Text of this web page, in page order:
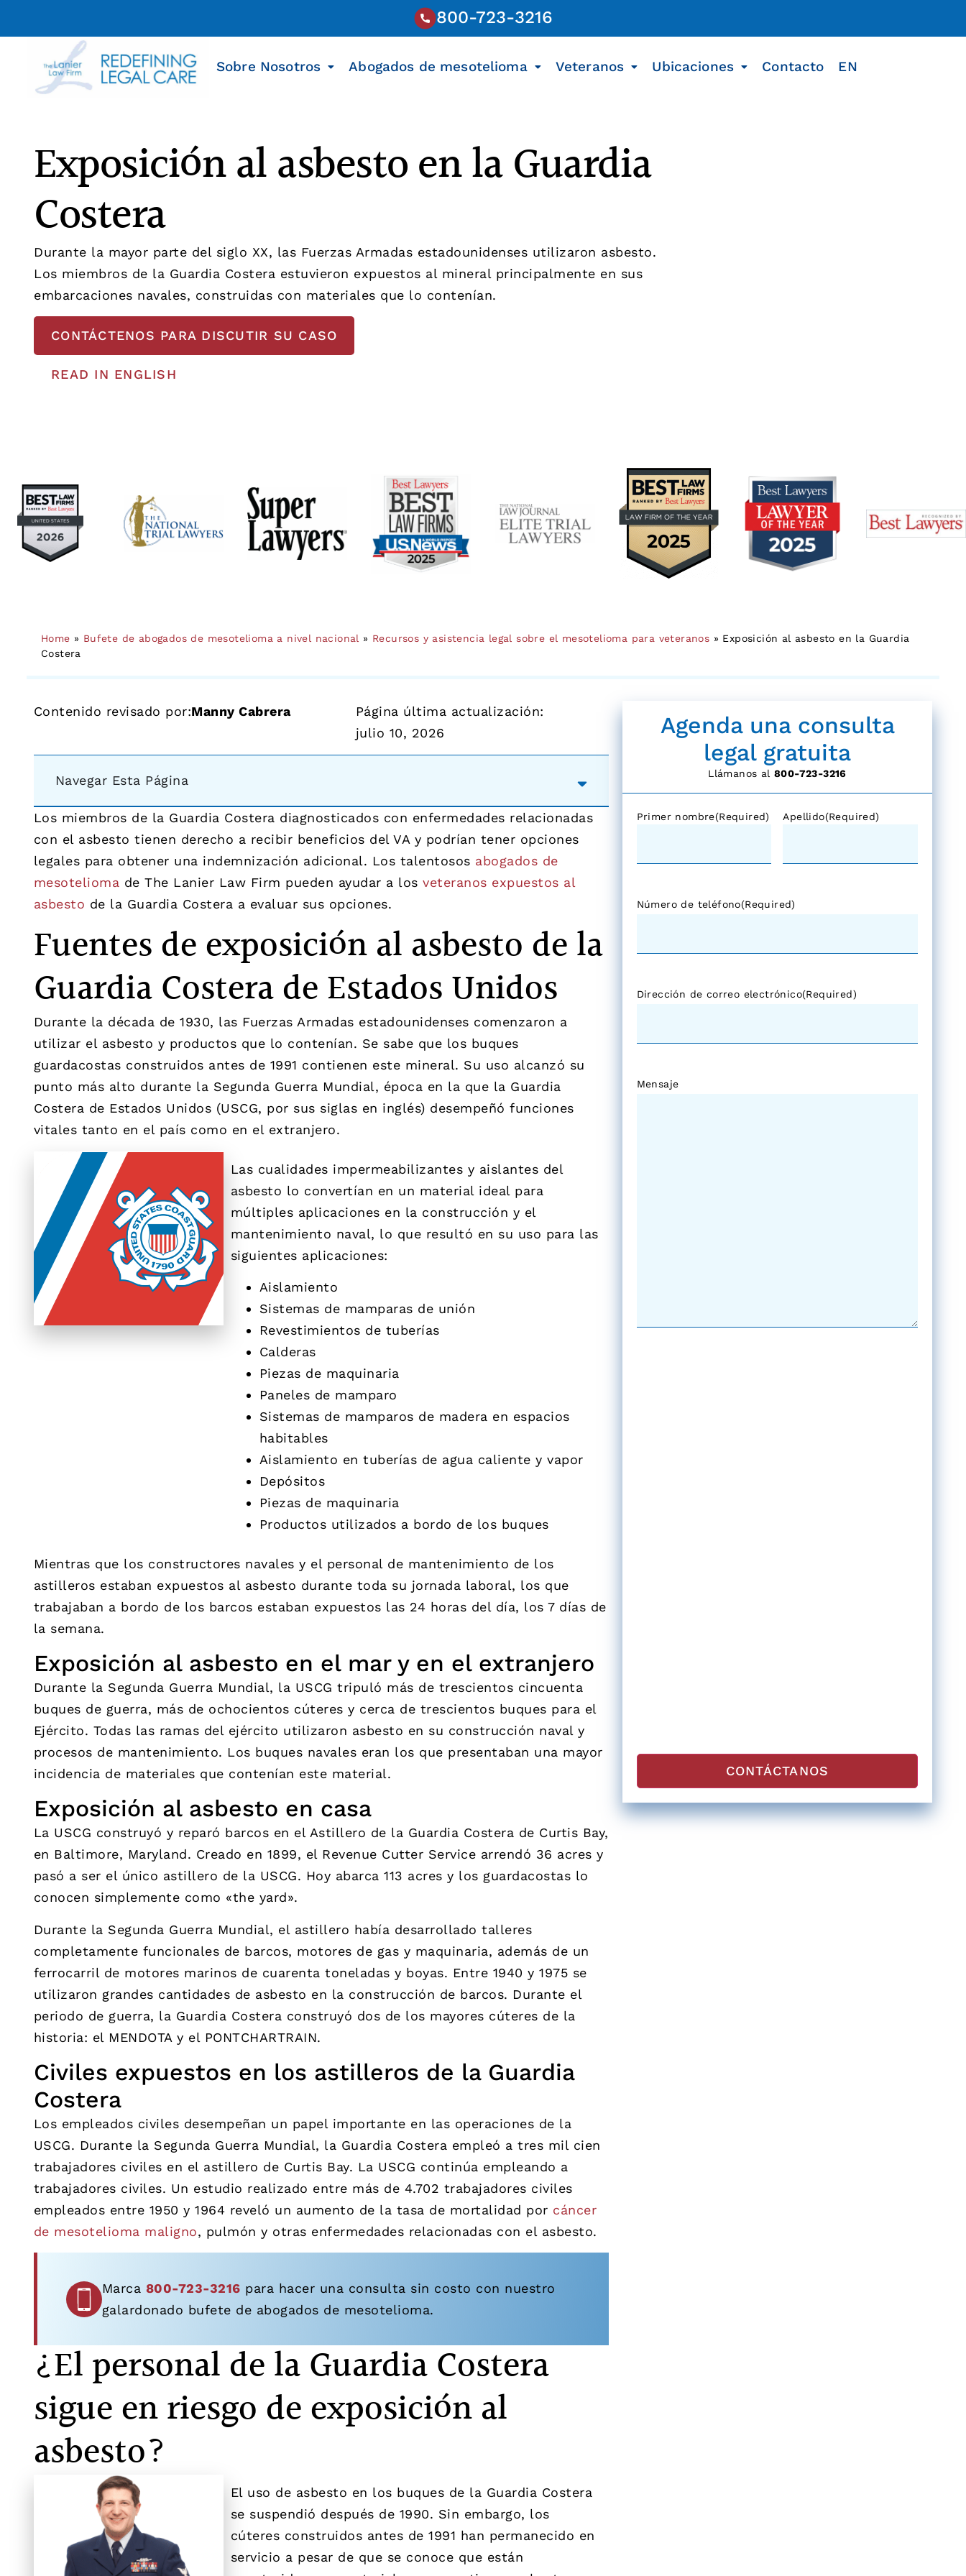
800-723-3216
Sobre Nosotros Abogados de mesotelioma Veteranos Ubicaciones Contacto EN
Exposición al asbesto en la Guardia
Costera
Durante la mayor parte del siglo XX, las Fuerzas Armadas estadounidenses utilizaron asbesto.
Los miembros de la Guardia Costera estuvieron expuestos al mineral principalmente en sus
embarcaciones navales, construidas con materiales que lo contenían.
CONTÁCTENOS PARA DISCUTIR SU CASO
READ IN ENGLISH
Home » Bufete de abogados de mesotelioma a nivel nacional » Recursos y asistencia legal sobre el mesotelioma para veteranos » Exposición al asbesto en la Guardia
Costera
Contenido revisado por:Manny Cabrera
Página última actualización:
julio 10, 2026
Navegar Esta Página
Los miembros de la Guardia Costera diagnosticados con enfermedades relacionadas
con el asbesto tienen derecho a recibir beneficios del VA y podrían tener opciones
legales para obtener una indemnización adicional. Los talentosos abogados de
mesotelioma de The Lanier Law Firm pueden ayudar a losveteranos expuestos al
asbesto de la Guardia Costera a evaluar sus opciones.
Fuentes de exposición al asbesto de la
Guardia Costera de Estados Unidos
Durante la década de 1930, las Fuerzas Armadas estadounidenses comenzaron a
utilizar el asbesto y productos que lo contenían. Se sabe que los buques
guardacostas construidos antes de 1991 contienen este mineral. Su uso alcanzó su
punto más alto durante la Segunda Guerra Mundial, época en la que la Guardia
Costera de Estados Unidos (USCG, por sus siglas en inglés) desempeñó funciones
vitales tanto en el país como en el extranjero.
Las cualidades impermeabilizantes y aislantes del
asbesto lo convertían en un material ideal para
múltiples aplicaciones en la construcción y el
mantenimiento naval, lo que resultó en su uso para las
siguientes aplicaciones:
Aislamiento
Sistemas de mamparas de unión
Revestimientos de tuberías
Calderas
Piezas de maquinaria
Paneles de mamparo
Sistemas de mamparos de madera en espacios
habitables
Aislamiento en tuberías de agua caliente y vapor
Depósitos
Piezas de maquinaria
Productos utilizados a bordo de los buques
Mientras que los constructores navales y el personal de mantenimiento de los
astilleros estaban expuestos al asbesto durante toda su jornada laboral, los que
trabajaban a bordo de los barcos estaban expuestos las 24 horas del día, los 7 días de
la semana.
Exposición al asbesto en el mar y en el extranjero
Durante la Segunda Guerra Mundial, la USCG tripuló más de trescientos cincuenta
buques de guerra, más de ochocientos cúteres y cerca de trescientos buques para el
Ejército. Todas las ramas del ejército utilizaron asbesto en su construcción naval y
procesos de mantenimiento. Los buques navales eran los que presentaban una mayor
incidencia de materiales que contenían este material.
Exposición al asbesto en casa
La USCG construyó y reparó barcos en el Astillero de la Guardia Costera de Curtis Bay,
en Baltimore, Maryland. Creado en 1899, el Revenue Cutter Service arrendó 36 acres y
pasó a ser el único astillero de la USCG. Hoy abarca 113 acres y los guardacostas lo
conocen simplemente como «the yard».
Durante la Segunda Guerra Mundial, el astillero había desarrollado talleres
completamente funcionales de barcos, motores de gas y maquinaria, además de un
ferrocarril de motores marinos de cuarenta toneladas y boyas. Entre 1940 y 1975 se
utilizaron grandes cantidades de asbesto en la construcción de barcos. Durante el
periodo de guerra, la Guardia Costera construyó dos de los mayores cúteres de la
historia: el MENDOTA y el PONTCHARTRAIN.
Civiles expuestos en los astilleros de la Guardia
Costera
Los empleados civiles desempeñan un papel importante en las operaciones de la
USCG. Durante la Segunda Guerra Mundial, la Guardia Costera empleó a tres mil cien
trabajadores civiles en el astillero de Curtis Bay. La USCG continúa empleando a
trabajadores civiles. Un estudio realizado entre más de 4.702 trabajadores civiles
empleados entre 1950 y 1964 reveló un aumento de la tasa de mortalidad por cáncer
de mesotelioma maligno, pulmón y otras enfermedades relacionadas con el asbesto.
Marca 800-723-3216 para hacer una consulta sin costo con nuestro
galardonado bufete de abogados de mesotelioma.
¿El personal de la Guardia Costera
sigue en riesgo de exposición al
asbesto?
El uso de asbesto en los buques de la Guardia Costera
se suspendió después de 1990. Sin embargo, los
cúteres construidos antes de 1991 han permanecido en
servicio a pesar de que se conoce que están
Agenda una consulta
legal gratuita
Llámanos al800-723-3216
Primer nombre(Required) Apellido(Required)
Número de teléfono(Required)
Dirección de correo electrónico(Required)
Mensaje